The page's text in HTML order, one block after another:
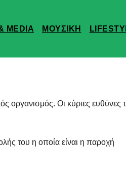
MEDIA ΜΟΥΣΙΚΗ
οργανισμός. Οι κύριες ευθύνες
του η οποία είναι η παροχή